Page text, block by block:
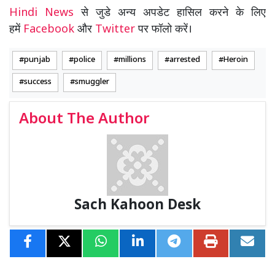
Hindi Newsसे जुडे अन्य अपडेट हासिल करने के लिए
हमें Facebook और Twitterपर फॉलो करें।
punjab police millions arrested Heroin
success smuggler
About The Author
Sach Kahoon Desk